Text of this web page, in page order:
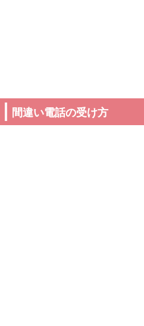
間違い電話の受け方